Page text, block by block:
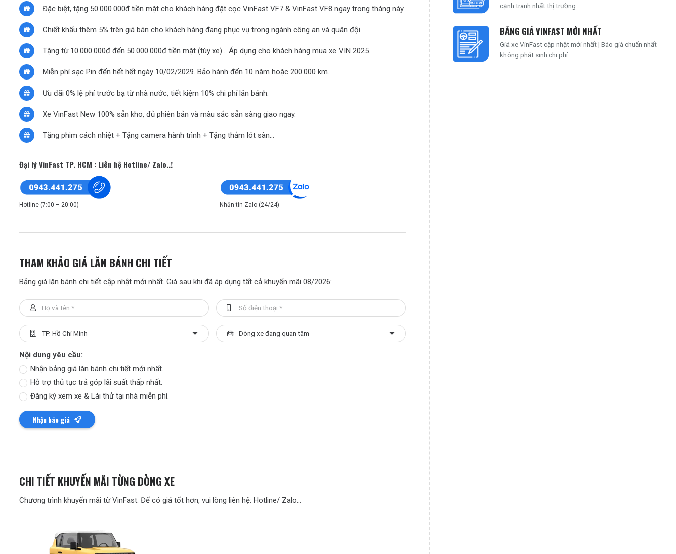
Đặc biệt, tặng 50.000.000đ tiền mặt cho khách hàng đặt cọc VinFast VF7 & VinFast VF8 ngay trong tháng này.
Chiết khấu thêm 5% trên giá bán cho khách hàng đang phục vụ trong ngành công an và quân đội.
Tặng từ 10.000.000đ đến 50.000.000đ tiền mặt (tùy xe)… Áp dụng cho khách hàng mua xe VIN 2025.
Miễn phí sạc Pin đến hết hết ngày 10/02/2029. Bảo hành đến 10 năm hoặc 200.000 km.
Ưu đãi 0% lệ phí trước bạ từ nhà nước, tiết kiệm 10% chi phí lăn bánh.
Xe VinFast New 100% sẵn kho, đủ phiên bản và màu sắc sẵn sàng giao ngay.
Tặng phim cách nhiệt + Tặng camera hành trình + Tặng thảm lót sàn…
Đại lý VinFast TP. HCM : Liên hệ Hotline/ Zalo..!
Hotline (7:00 – 20:00) Nhắn tin Zalo (24/24)
THAM KHẢO GIÁ LĂN BÁNH CHI TIẾT
Bảng giá lăn bánh chi tiết cập nhật mới nhất. Giá sau khi đã áp dụng tất cả khuyến mãi 08/2026:
Nội dung yêu cầu:
Nhận bảng giá lăn bánh chi tiết mới nhất.
Hỗ trợ thủ tục trả góp lãi suất thấp nhất.
Đăng ký xem xe & Lái thử tại nhà miễn phí.
Nhận báo giá
CHI TIẾT KHUYẾN MÃI TỪNG DÒNG XE
Chương trình khuyến mãi từ VinFast. Để có giá tốt hơn, vui lòng liên hệ: Hotline/ Zalo…
cạnh tranh nhất thị trường...
BẢNG GIÁ VINFAST MỚI NHẤT
Giá xe VinFast cập nhật mới nhất | Báo giá chuẩn nhất
không phát sinh chi phí...